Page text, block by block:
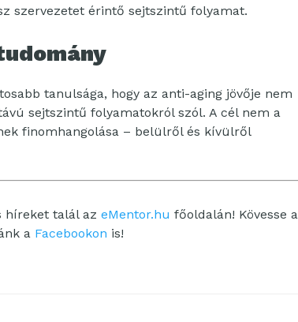
szervezetet érintő sejtszintű folyamat.
tanulsága, hogy az anti-aging jövője nem
sejtszintű folyamatokról szól. A cél nem a
finomhangolása – belülről és kívülről
híreket talál az eMentor.hu főoldalán! Kövesse a
a Facebookon is!